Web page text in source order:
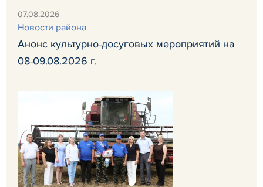
07.08.2026
Новости района
Анонс культурно-досуговых мероприятий на
08-09.08.2026 г.